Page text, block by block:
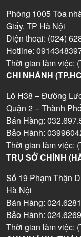
Phòng 1005 Tòa
Giấy. TP Hà Nội
Điện thoại: (024)
Hotline:
Thời gian làm việc:
CHI NHÁNH
Lô H38 – Đường
Quận 2 – Thành
Bán Hàng:
Bảo Hành:
Thời gian làm việc:
TRỤ SỞ CHÍNH
Số 19 Phạm Thận
Hà Nội
Bán Hàng:
Bảo Hành:
Thời gian làm việc: